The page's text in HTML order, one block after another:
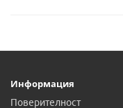
Информация
Поверителност